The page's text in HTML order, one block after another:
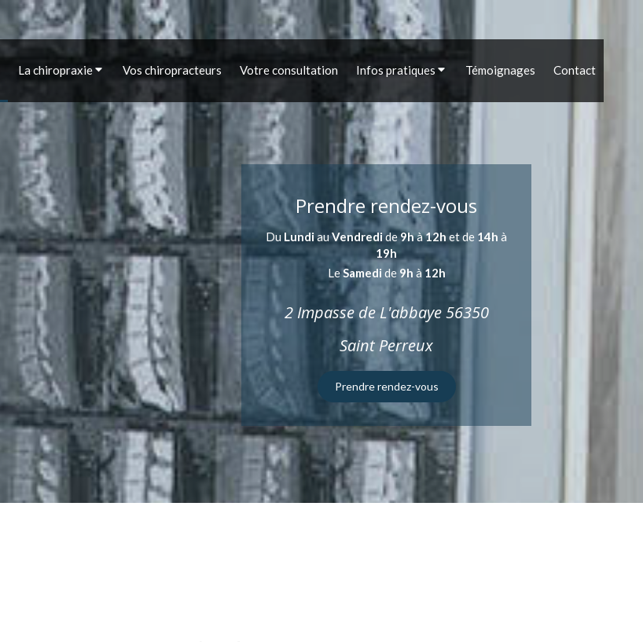
La chiropraxie Vos chiropracteurs Votre consultation Infos pratiques Témoignages Contact
Prendre rendez-vous
Du LundiauVendredide9hà12h et de 14h à
19h
LeSamedi de 9h à 12h
2 Impasse de L'abbaye 56350
Saint Perreux
Prendre rendez-vous